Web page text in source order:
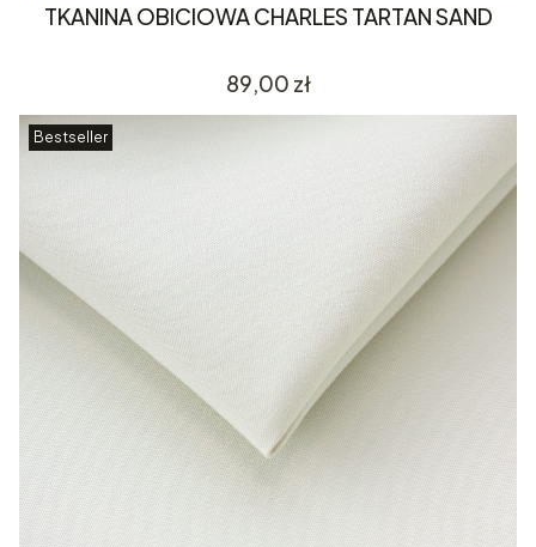
TKANINA OBICIOWA CHARLES TARTAN SAND
Cena
89,00 zł
Bestseller